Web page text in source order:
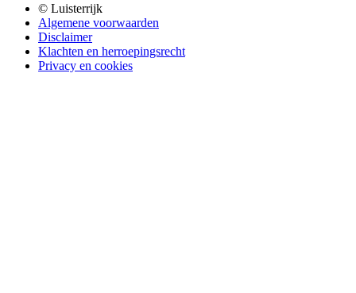
© Luisterrijk
Algemene voorwaarden
Disclaimer
Klachten en herroepingsrecht
Privacy en cookies